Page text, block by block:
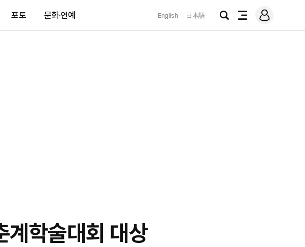
포토 문화·연예 English 日本語
검
전
메
그
계학술대회 대상